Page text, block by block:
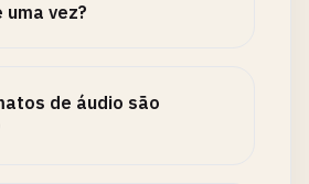
vez?
de áudio são